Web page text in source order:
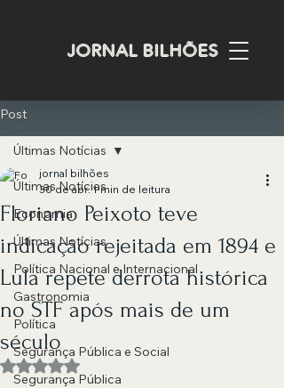
JORNAL BILHÕES
Post
Últimas Notícias
Economia
Últimas Notícias
Política Nacional e Internacional
Gastronomia
Política
Segurança Pública e Social
Segurança Pública
Últimas Notícias
Floriano Peixoto teve
indicação rejeitada em 1894 e
Lula repete derrota histórica
no STF após mais de um
século
jornal bilhões
30 de abr. 1 min de leitura
Avaliado com NaN de 5 estrelas.